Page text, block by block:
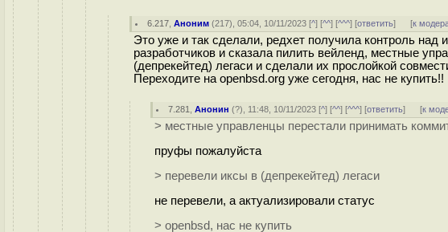
6.217 ,Аноним (217), 05:04, 10/11/2023 [^] [^^] [^^^] [ответить] [к
Это уже и так сделали, редхет получила контроль
разработчиков и сказала пилить вейленд, местные
(депрекейтед) легаси и сделали их прослойкой
Переходите на openbsd.org уже сегодня, нас не купить!!
7.281 ,Анонин (?), 11:48, 10/11/2023 [^] [^^] [^^^] [ответить] [к
> местные управленцы перестали принимать
пруфы пожалуйста
> перевели иксы в (депрекейтед) легаси
не перевели, а актуализировали статус
> openbsd, нас не купить